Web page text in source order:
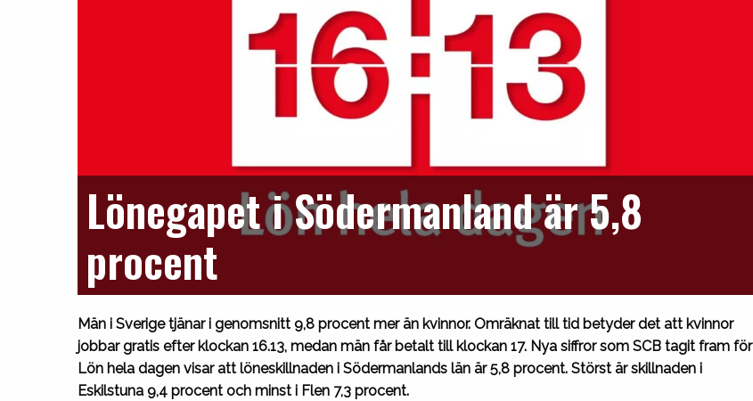
Lönegapet i Södermanland är 5,8
procent
Män i Sverige tjänar i genomsnitt 9,8 procent mer än kvinnor. Omräknat till tid betyder det att kvinnor
jobbar gratis efter klockan 16.13, medan män får betalt till klockan 17. Nya siffror som SCB tagit fram för
Lön hela dagen visar att löneskillnaden i Södermanlands län är 5,8 procent. Störst är skillnaden i
Eskilstuna 9,4 procent och minst i Flen 7,3 procent.